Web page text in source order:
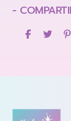
-
Duelo